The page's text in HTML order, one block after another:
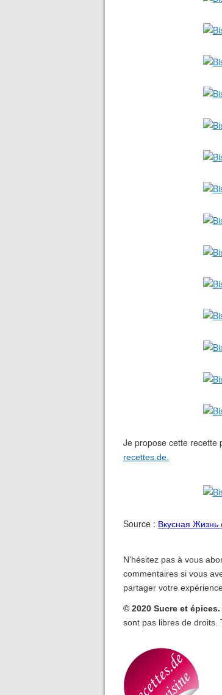
Je propose cette recette
recettes.de.
Source : Вкусная Жизнь
N'hésitez pas à vous
commentaires si vous
partager votre
© 2020 Sucre et épices.
sont pas libres de droits.